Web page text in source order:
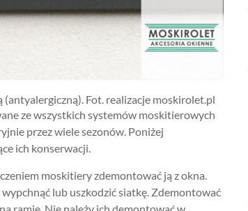
Fot. realizacje moskirolet.pl
ze wszystkich systemów moskitierowych
przez wiele sezonów. Poniżej
ich konserwacji.
moskitiery zdemontować ją z okna.
lub uszkodzić siatkę. Zdemontować